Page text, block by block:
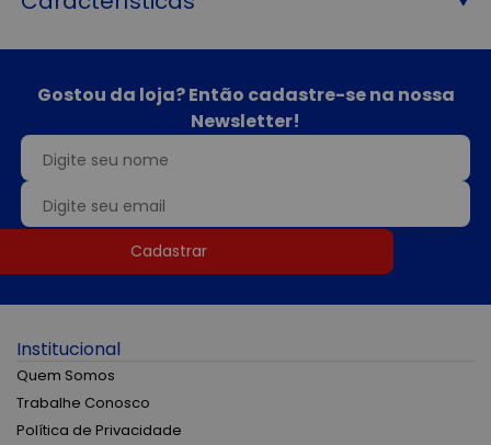
Gostou da loja? Então cadastre-se na nossa
Newsletter!
Cadastrar
Institucional
Quem Somos
Trabalhe Conosco
Política de Privacidade